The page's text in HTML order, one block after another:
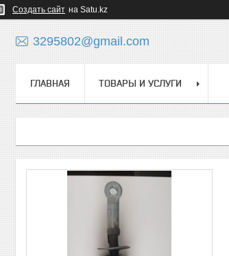
Создать сайт на Satu.kz
3295802@gmail.com
ГЛАВНАЯ ТОВАРЫ И УСЛУГИ